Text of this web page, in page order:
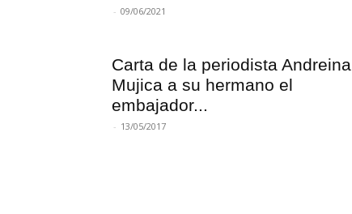
- 09/06/2021
Carta de la periodista Andreina
Mujica a su hermano el
embajador...
- 13/05/2017